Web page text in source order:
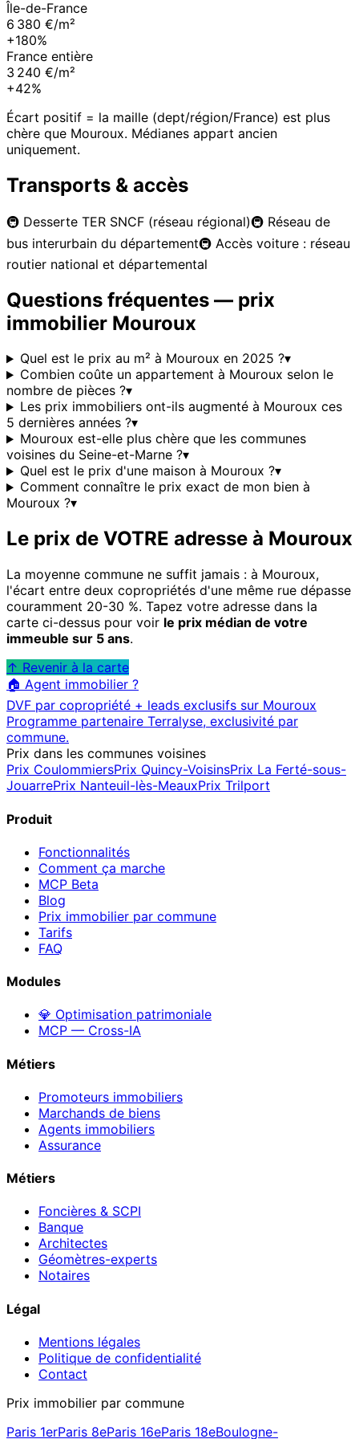
Île-de-France
6 380 €/m²
+180%
France entière
3 240 €/m²
+42%
Écart positif = la maille (dept/région/France) est plus
chère que Mouroux. Médianes appart ancien
uniquement.
Transports & accès
🚇 Desserte TER SNCF (réseau régional)🚇 Réseau de
bus interurbain du département🚇 Accès voiture : réseau
routier national et départemental
Questions fréquentes — prix
immobilier Mouroux
Quel est le prix au m² à Mouroux en 2025 ?▾
Combien coûte un appartement à Mouroux selon le
nombre de pièces ?▾
Les prix immobiliers ont-ils augmenté à Mouroux ces
5 dernières années ?▾
Mouroux est-elle plus chère que les communes
voisines du Seine-et-Marne ?▾
Quel est le prix d'une maison à Mouroux ?▾
Comment connaître le prix exact de mon bien à
Mouroux ?▾
Le prix de VOTRE adresse à Mouroux
La moyenne commune ne suffit jamais : à Mouroux,
l'écart entre deux copropriétés d'une même rue dépasse
couramment 20-30 %. Tapez votre adresse dans la
carte ci-dessus pour voir le prix médian de votre
immeuble sur 5 ans.
↑ Revenir à la carte
🏠 Agent immobilier ?
DVF par copropriété + leads exclusifs sur Mouroux
Programme partenaire Terralyse, exclusivité par
commune.
Prix dans les communes voisines
Prix CoulommiersPrix Quincy-VoisinsPrix La Ferté-sous-
JouarrePrix Nanteuil-lès-MeauxPrix Trilport
Produit
Fonctionnalités
Comment ça marche
MCP Beta
Blog
Prix immobilier par commune
Tarifs
FAQ
Modules
💎 Optimisation patrimoniale
MCP — Cross-IA
Métiers
Promoteurs immobiliers
Marchands de biens
Agents immobiliers
Assurance
Métiers
Foncières & SCPI
Banque
Architectes
Géomètres-experts
Notaires
Légal
Mentions légales
Politique de confidentialité
Contact
Prix immobilier par commune
Paris 1erParis 8eParis 16eParis 18eBoulogne-